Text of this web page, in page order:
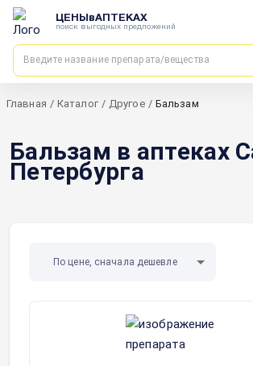
ЦЕНЫвАПТЕКАХ
поиск выгодных предложений
Главная / Каталог / Другое / Бальзам
Бальзам в аптеках
Петербурга
По цене, сначала дешевле